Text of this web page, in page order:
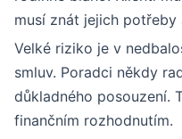
musí znát jejich
Velké riziko je v
smluv. Poradci někdy
důkladného posouzení.
finančním rozhodnutím.